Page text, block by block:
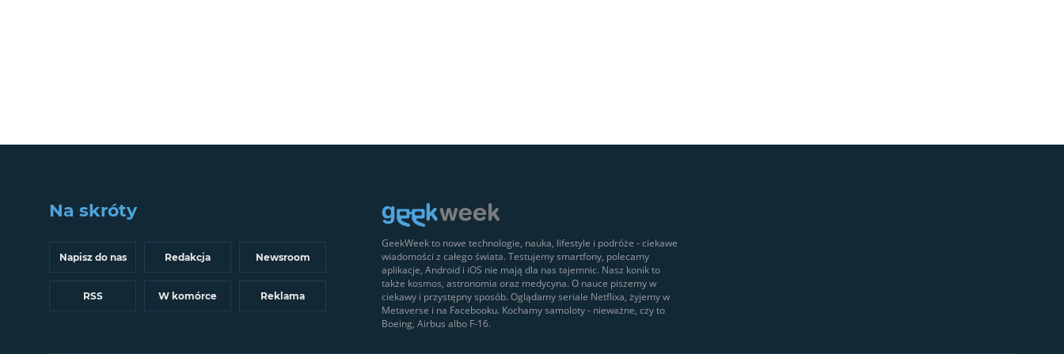
Na skróty
Napisz do nas Redakcja Newsroom
RSS W komórce Reklama
GeekWeek to nowe technologie, nauka, lifestyle i podróże - ciekawe
wiadomości z całego świata. Testujemy smartfony, polecamy
aplikacje, Android i iOS nie mają dla nas tajemnic. Nasz konik to
także kosmos, astronomia oraz medycyna. O nauce piszemy w
ciekawy i przystępny sposób. Oglądamy seriale Netflixa, żyjemy w
Metaverse i na Facebooku. Kochamy samoloty - nieważne, czy to
Boeing, Airbus albo F-16.